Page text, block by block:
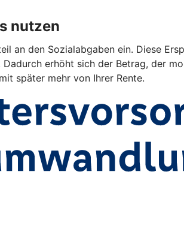
nutzen
an den Sozialabgaben ein. Diese
erhöht sich der Betrag, der
später mehr von Ihrer Rente.